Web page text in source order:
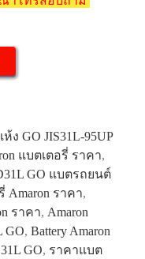
ง GO JIS31L-95UP
แบตเตอรี่ ราคา,
GO แบตรถยนต์
Amaron ราคา,
ราคา, Amaron
GO, Battery Amaron
GO, ราคาแบต